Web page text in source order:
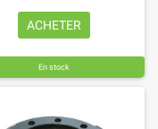
ACHETER
En stock